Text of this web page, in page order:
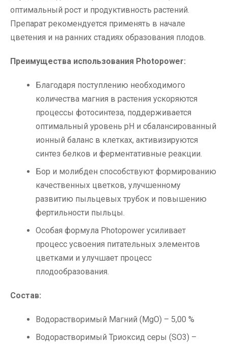
оптимальный рост и продуктивность растений.
Препарат рекомендуется применять в начале
цветения и на ранних стадиях образования плодов.
Преимущества использования Photopower:
Благодаря поступлению необходимого
количества магния в растения ускоряются
процессы фотосинтеза, поддерживается
оптимальный уровень pH и сбалансированный
ионный баланс в клетках, активизируются
синтез белков и ферментативные реакции.
Бор и молибден способствуют формированию
качественных цветков, улучшенному
развитию пыльцевых трубок и повышению
фертильности пыльцы.
Особая формула Photopower усиливает
процесс усвоения питательных элементов
цветками и улучшает процесс
плодообразования.
Состав:
Водорастворимый Магний (MgO) – 5,00 %
Водорастворимый Триоксид серы (SO3) –